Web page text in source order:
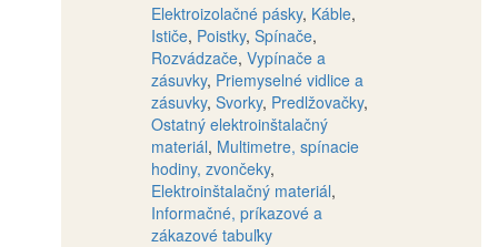
Elektroizolačné pásky, Káble,
Ističe, Poistky, Spínače,
Rozvádzače, Vypínače a
zásuvky, Priemyselné vidlice a
zásuvky, Svorky, Predlžovačky,
Ostatný elektroinštalačný
materiál, Multimetre, spínacie
hodiny, zvončeky,
Elektroinštalačný materiál,
Informačné, príkazové a
zákazové tabuľky